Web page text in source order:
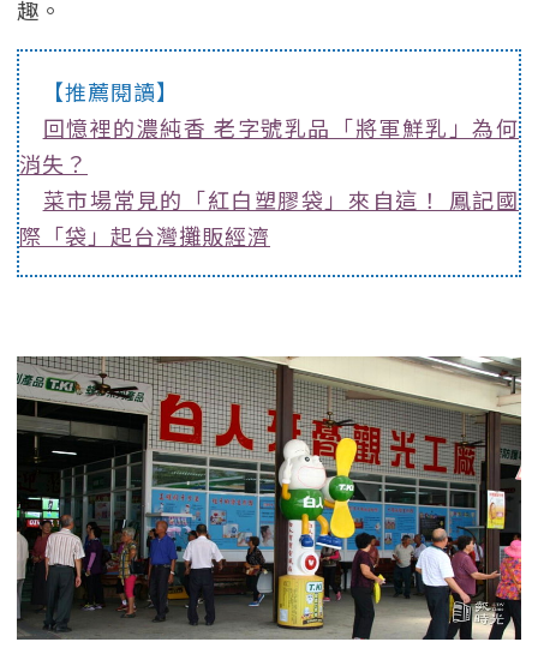
趣。
【推薦閱讀】
回憶裡的濃純香 老字號乳品「將軍鮮乳」為何
消失？
菜市場常見的「紅白塑膠袋」來自這！ 鳳記國
際「袋」起台灣攤販經濟